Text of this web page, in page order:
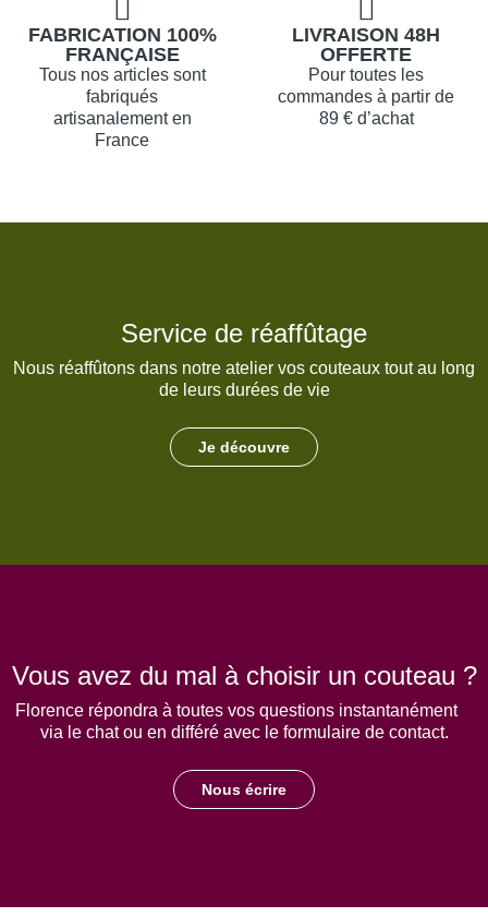
FABRICATION 100%
FRANÇAISE
Tous nos articles sont
fabriqués
artisanalement en
France
LIVRAISON 48H
OFFERTE
Pour toutes les
commandes à partir de
89 € d’achat
Service de réaffûtage
Nous réaffûtons dans notre atelier vos couteaux tout au long
de leurs durées de vie
Je découvre
Vous avez du mal à choisir un couteau ?
Florence répondra à toutes vos questions instantanément
via le chat ou en différé avec le formulaire de contact.
Nous écrire